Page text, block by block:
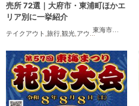
東海市
,大府市
売所 72選｜大府市・東浦町ほかエ
リア別に一挙紹介
テイクアウト 旅行 観光 アウトドア , まちネタ